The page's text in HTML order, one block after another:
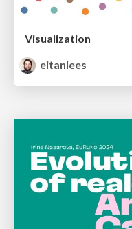
Visualization
eitanlees